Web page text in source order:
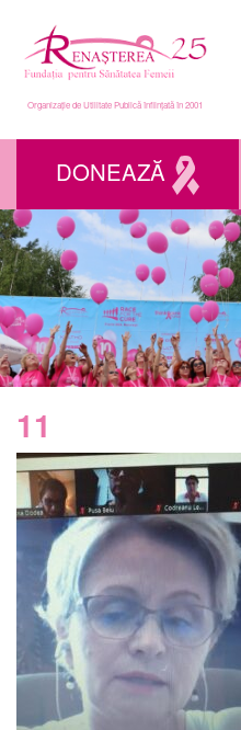
Organizație de Utilitate Publică înființată în 2001
DONEAZĂ
11